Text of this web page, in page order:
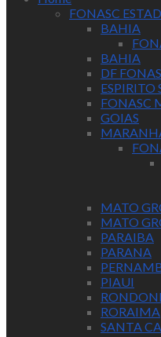
FONASC
BAHIA
BAHIA
DF
ESPIRITO
FONASC
GOIAS
MATO
MATO
PARAIBA
PARANA
PIAUI
RORAIMA
SANTA